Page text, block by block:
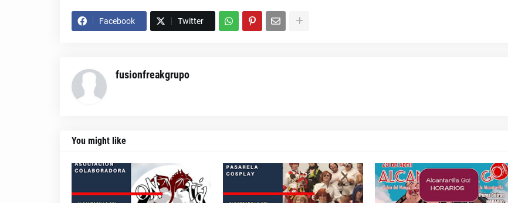
Facebook Twitter
fusionfreakgrupo
You might like